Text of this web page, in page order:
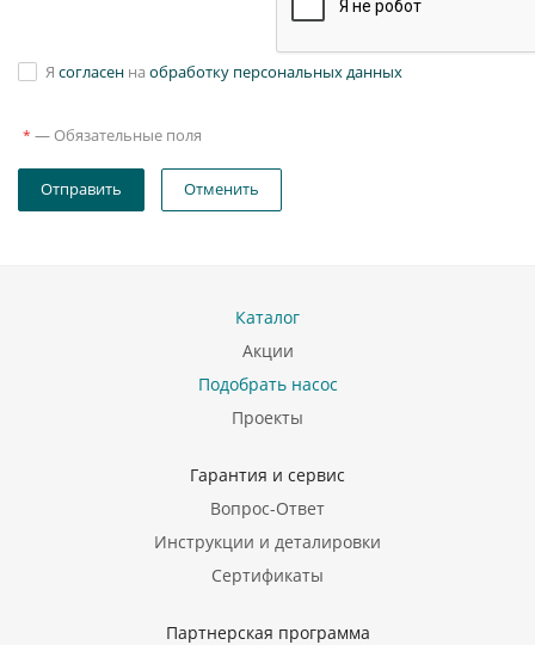
Я согласен на обработку персональных данных
* — Обязательные поля
Отправить Отменить
Каталог
Акции
Подобрать насос
Проекты
Гарантия и сервис
Вопрос-Ответ
Инструкции и деталировки
Сертификаты
Партнерская программа